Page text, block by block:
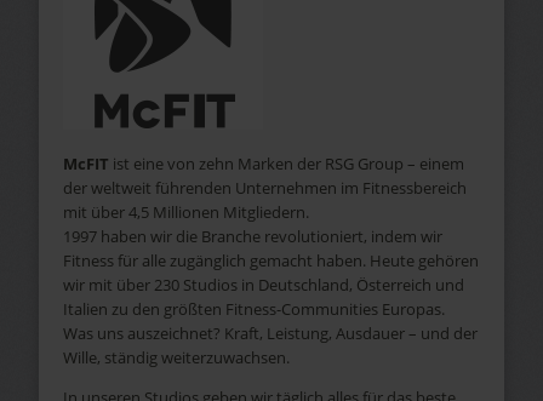
McFIT ist eine von zehn Marken der RSG Group – einem
der weltweit führenden Unternehmen im Fitnessbereich
mit über 4,5 Millionen Mitgliedern.
1997 haben wir die Branche revolutioniert, indem wir
Fitness für alle zugänglich gemacht haben. Heute gehören
wir mit über 230 Studios in Deutschland, Österreich und
Italien zu den größten Fitness-Communities Europas.
Was uns auszeichnet? Kraft, Leistung, Ausdauer – und der
Wille, ständig weiterzuwachsen.